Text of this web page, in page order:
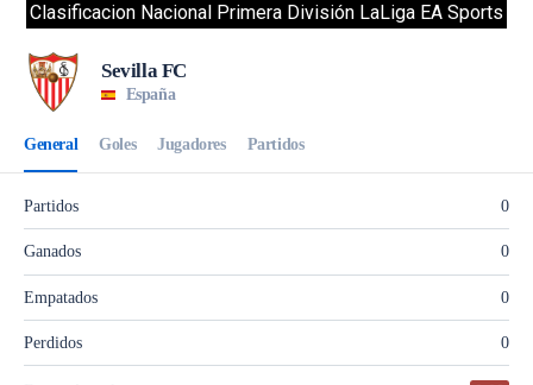
Clasificacion Nacional Primera División LaLiga EA Sports